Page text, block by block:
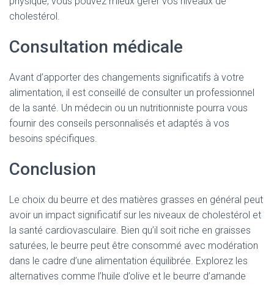
cholestérol.
Consultation médicale
Avant d’apporter des changements significatifs à votre
alimentation, il est conseillé de consulter un professionnel
de la santé. Un médecin ou un nutritionniste pourra vous
fournir des conseils personnalisés et adaptés à vos
besoins spécifiques.
Conclusion
Le choix du beurre et des matières grasses en général peut
avoir un impact significatif sur les niveaux de cholestérol et
la santé cardiovasculaire. Bien qu’il soit riche en graisses
saturées, le beurre peut être consommé avec modération
dans le cadre d’une alimentation équilibrée. Explorez les
alternatives comme l’huile d’olive et le beurre d’amande